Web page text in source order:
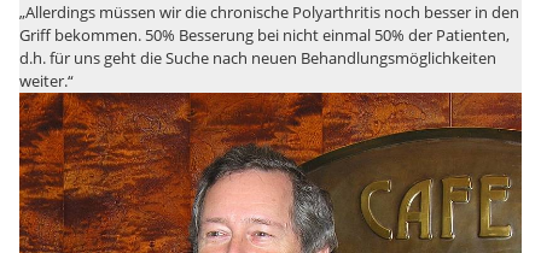
„Allerdings müssen wir die chronische Polyarthritis noch besser in den
Griff bekommen. 50% Besserung bei nicht einmal 50% der Patienten,
d.h. für uns geht die Suche nach neuen Behandlungsmöglichkeiten
weiter.“